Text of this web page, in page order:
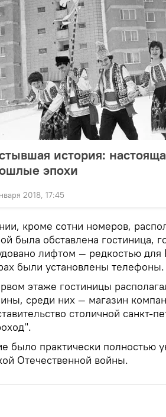
история:
эпохи
2018, 17:45
кроме сотни номеров,
была обставлена гостиница,
лифтом — редкостью для
были установлены телефоны.
этаже гостиницы
среди них — магазин
столичной санкт-
было практически полностью
Отечественной войны.